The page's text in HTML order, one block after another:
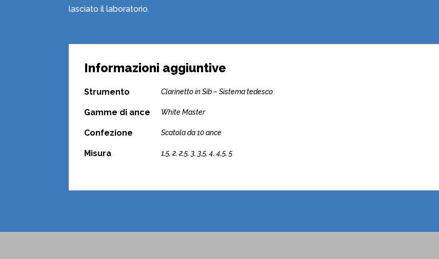
lasciato il laboratorio.
Informazioni aggiuntive
Strumento Clarinetto in Sib – Sistema tedesco
Gamme di ance White Master
Confezione Scatola da 10 ance
Misura 1,5, 2, 2,5, 3, 3,5, 4, 4,5, 5